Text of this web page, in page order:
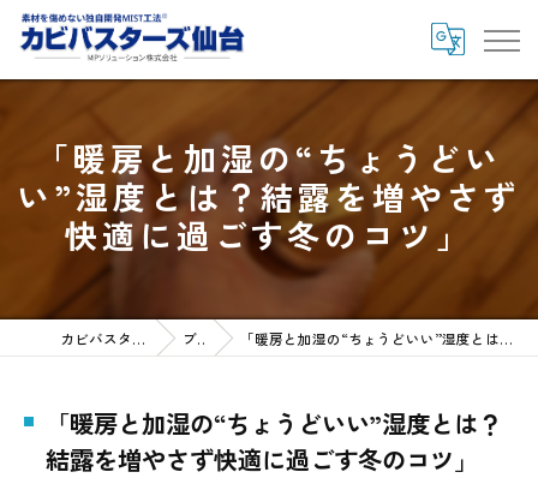
「暖房と加湿の“ちょうどい
い”湿度とは？結露を増やさず
快適に過ごす冬のコツ」
カビバスターズ仙台HOME ブログ 「暖房と加湿の“ちょうどいい”湿度とは？結露を増やさず快適に過ごす冬のコツ」
「暖房と加湿の“ちょうどいい”湿度とは？
結露を増やさず快適に過ごす冬のコツ」